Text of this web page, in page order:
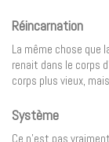
Réincarnation
La même chose que
renait dans le corps
corps plus vieux,
Système
Ce n’est pas